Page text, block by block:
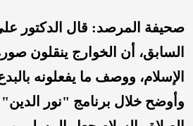
صحيفة المرصد: قال الدكتور
السابق، أن الخوارج ينقلون
الإسلام، ووصف ما يفعلونه
وأوضح خلال برنامج "نور